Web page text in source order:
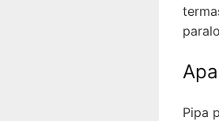
Pipa